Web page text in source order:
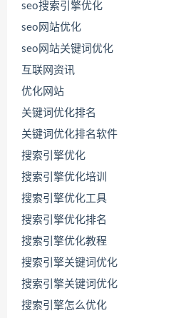
seo搜索引擎优化
seo网站优化
seo网站关键词优化
互联网资讯
优化网站
关键词优化排名
关键词优化排名软件
搜索引擎优化
搜索引擎优化培训
搜索引擎优化工具
搜索引擎优化排名
搜索引擎优化教程
搜索引擎关键词优化
搜索引擎关键词优化
搜索引擎怎么优化